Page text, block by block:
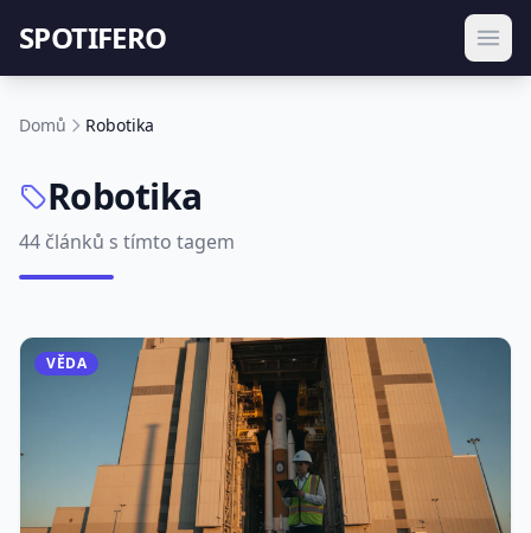
SPOTIFERO
Domů Robotika
Robotika
44 článků s tímto tagem
VĚDA